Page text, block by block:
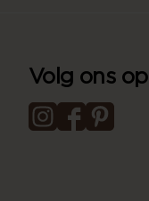
Volg ons op